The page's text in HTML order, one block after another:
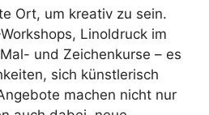
Ort, um kreativ zu sein.
Linoldruck im
und Zeichenkurse – es
sich künstlerisch
machen nicht nur